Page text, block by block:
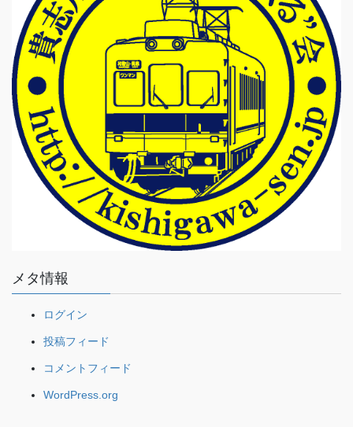
メタ情報
ログイン
投稿フィード
コメントフィード
WordPress.org